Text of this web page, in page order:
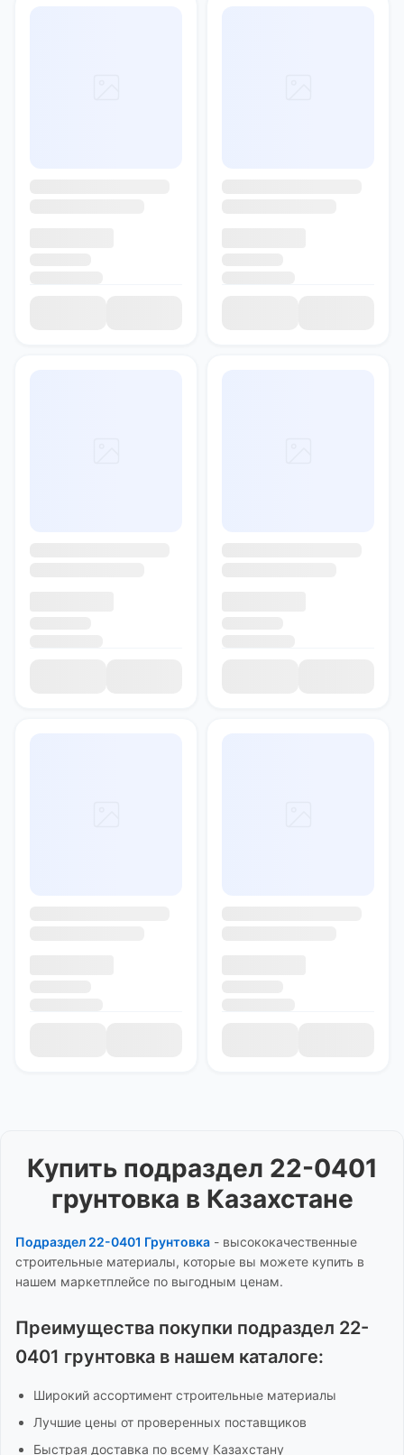
Купить подраздел 22-0401
грунтовка в Казахстане
Подраздел 22-0401 Грунтовка - высококачественные
строительные материалы, которые вы можете купить в
нашем маркетплейсе по выгодным ценам.
Преимущества покупки подраздел 22-
0401 грунтовка в нашем каталоге:
Широкий ассортимент строительные материалы
Лучшие цены от проверенных поставщиков
Быстрая доставка по всему Казахстану